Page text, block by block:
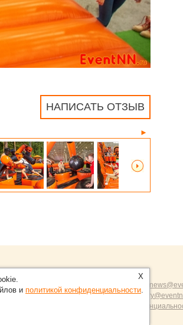
НАПИСАТЬ ОТЗЫВ
►
на портал
пресс-релизами и разумной критикой:
добавления информации на сайт:
Соглашение и политика
X
и политикой конфиденциальности.